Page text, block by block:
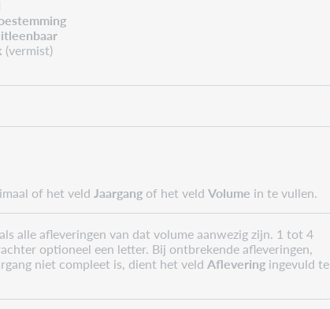
(vermist)
of het veld Jaargang of het veld Volume in te vullen.
alle afleveringen van dat volume aanwezig zijn. 1 tot 4
optioneel een letter. Bij ontbrekende afleveringen,
niet compleet is, dient het veld Aflevering ingevuld te